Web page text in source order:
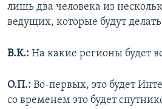
лишь два человека из
ведущих, которые будут
В.К.: На какие регионы будет
О.П.: Во-первых, это будет
со временем это будет